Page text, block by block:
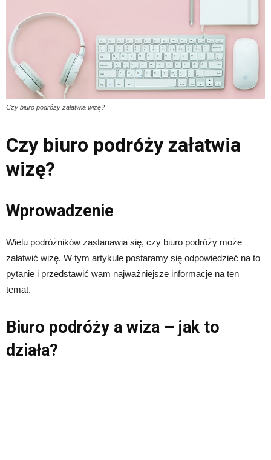
Czy biuro podróży załatwia wizę?
Czy biuro podróży załatwia
wizę?
Wprowadzenie
Wielu podróżników zastanawia się, czy biuro podróży może
załatwić wizę. W tym artykule postaramy się odpowiedzieć na to
pytanie i przedstawić wam najważniejsze informacje na ten
temat.
Biuro podróży a wiza – jak to
działa?